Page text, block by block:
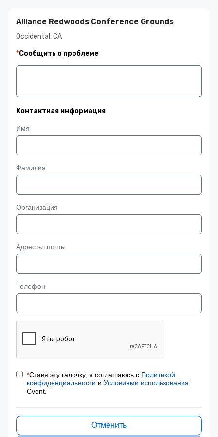
Alliance Redwoods Conference Grounds
Occidental, CA
*Сообщить о проблеме
Контактная информация
Имя
Фамилия
Организация
Адрес эл.почты
Телефон
*Ставя эту галочку, я соглашаюсь с Политикой
конфиденциальности и Условиями использования
Cvent.
Отменить